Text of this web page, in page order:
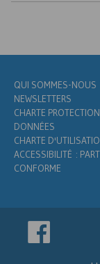
QUI SOMMES-NOUS
NEWSLETTERS
CHARTE
DONNÉES
CHARTE
ACCESSIBILITÉ :
CONFORME